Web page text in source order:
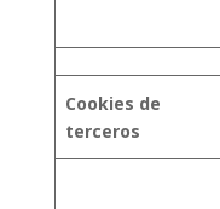
Cookies de
terceros